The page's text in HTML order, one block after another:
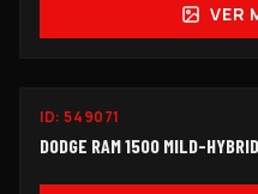
VER
ID: 549071
DODGE RAM 1500 MILD-